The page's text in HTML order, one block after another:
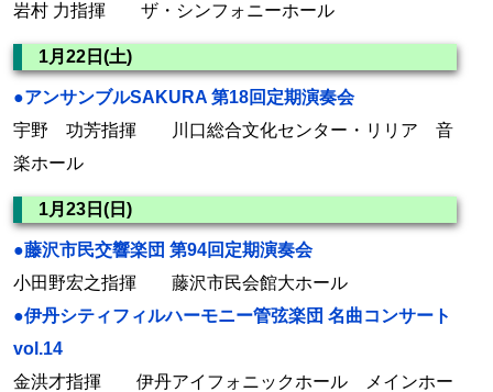
岩村 力指揮 ザ・シンフォニーホール
1月22日(土)
●アンサンブルSAKURA 第18回定期演奏会
宇野 功芳指揮 川口総合文化センター・リリア 音
楽ホール
1月23日(日)
●藤沢市民交響楽団 第94回定期演奏会
小田野宏之指揮 藤沢市民会館大ホール
●伊丹シティフィルハーモニー管弦楽団 名曲コンサート
vol.14
金洪才指揮 伊丹アイフォニックホール メインホー